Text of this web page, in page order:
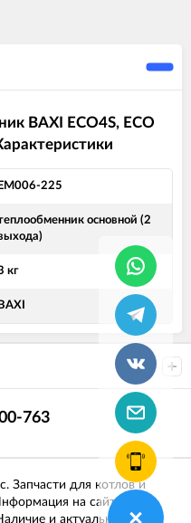
BAXI ECO4S, ECO
EM006-225
основной (2
кг
BAXI
763
Запчасти для котлов и
на сайте не
и актуальные цены